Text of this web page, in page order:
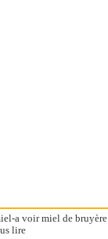
a voir miel de
lire